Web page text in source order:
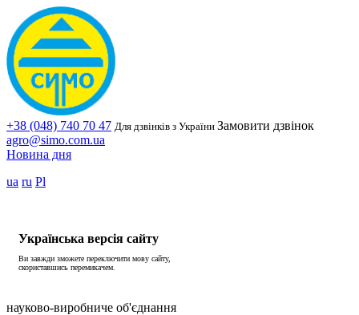
+38 (048) 740 70 47 Для дзвінків з України Замовити дзвінок
agro@simo.com.ua
Новина дня
ua ru Pl
Українська версія сайту
Ви завжди зможете переключити мову сайту,
скориставшись перемикачем.
науково-виробниче об'єднання